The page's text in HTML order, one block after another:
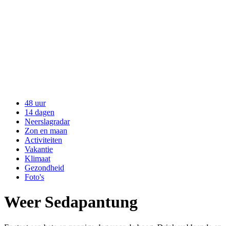
48 uur
14 dagen
Neerslagradar
Zon en maan
Activiteiten
Vakantie
Klimaat
Gezondheid
Foto's
Weer Sedapantung